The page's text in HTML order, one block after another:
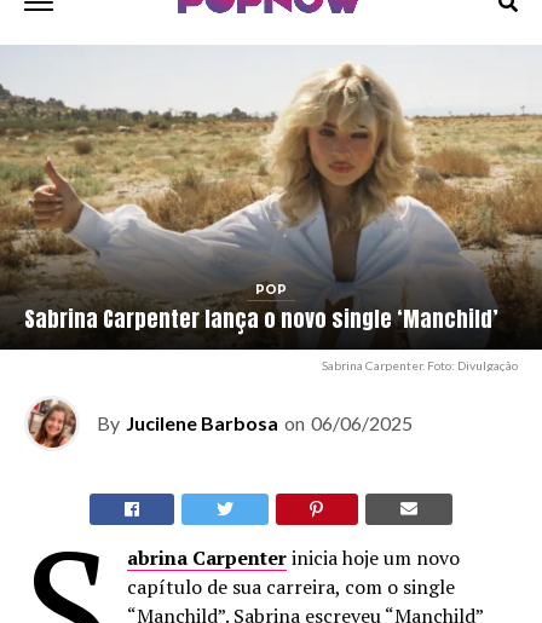
POP
Sabrina Carpenter lança o novo single ‘Manchild’
Sabrina Carpenter. Foto: Divulgação
By Jucilene Barbosa on 06/06/2025
abrina Carpenterinicia hoje um novo
capítulo de sua carreira, com o single
“Manchild”. Sabrina escreveu “Manchild”